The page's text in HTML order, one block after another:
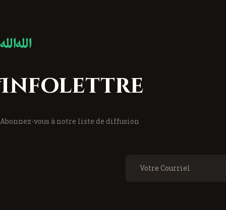
Infolettre
Abonnez-vous à notre liste de diffusion